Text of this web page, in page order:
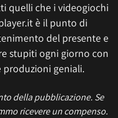
quelli che i videogiochi
è il punto di
del presente e
stupiti ogni giorno con
produzioni geniali.
della pubblicazione. Se
ricevere un compenso.